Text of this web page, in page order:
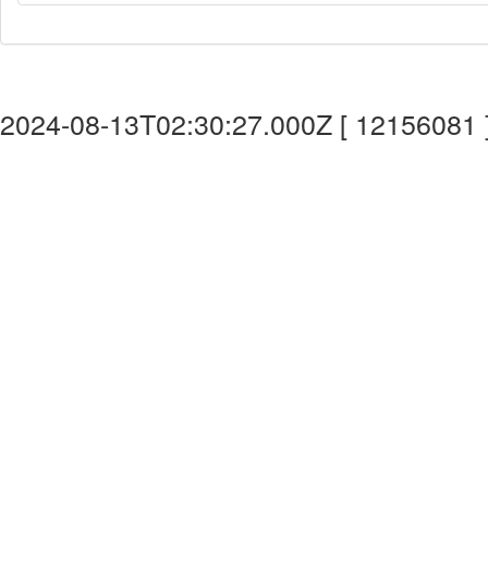
2024-08-13T02:30:27.000Z [ 12156081